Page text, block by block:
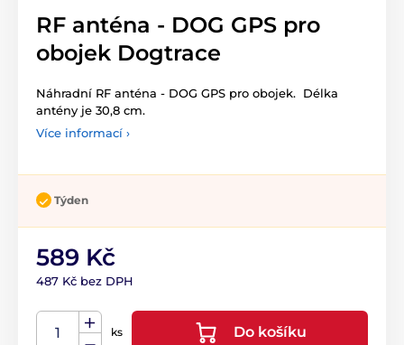
RF anténa - DOG GPS pro
obojek Dogtrace
Náhradní RF anténa - DOG GPS pro obojek. Délka
antény je 30,8 cm.
Více informací ›
Týden
589 Kč
487 Kč bez DPH
ks Do košíku